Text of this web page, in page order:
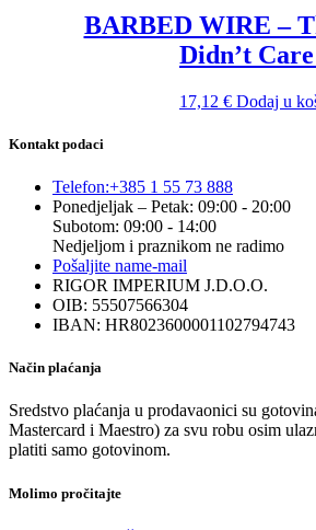
BARBED WIRE –
Didn’t
17,12 € Dodaj u
Kontakt podaci
Telefon:+385 1 55 73 888
Ponedjeljak – Petak: 09:00 - 20:00
Subotom: 09:00 - 14:00
Nedjeljom i praznikom ne radimo
Pošaljite name-mail
RIGOR IMPERIUM J.D.O.O.
OIB: 55507566304
IBAN: HR8023600001102794743
Način plaćanja
Sredstvo plaćanja u prodavaonici su
Mastercard i Maestro) za svu robu osim
platiti samo gotovinom.
Molimo pročitajte